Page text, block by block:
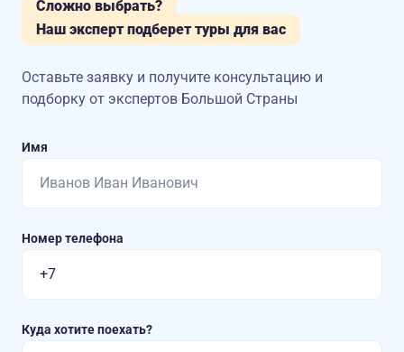
Сложно выбрать?
Наш эксперт подберет туры для вас
Оставьте заявку и получите консультацию и
подборку от экспертов Большой Страны
Имя
Номер телефона
Куда хотите поехать?